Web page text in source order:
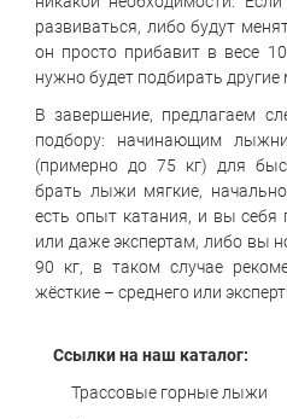
развиваться, либо будут
он просто прибавит в весе
нужно будет подбирать
В завершение, предлагаем
подбору: начинающим
(примерно до 75 кг) для
брать лыжи мягкие,
есть опыт катания, и вы себя
или даже экспертам, либо вы
90 кг, в таком случае
жёсткие – среднего или
Ссылки на наш каталог:
Трассовые горные лыжи